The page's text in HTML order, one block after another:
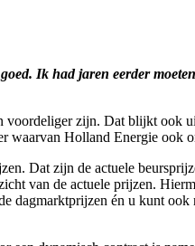
Ik had jaren eerder
voordeliger zijn. Dat blijkt ook
waarvan Holland Energie ook
Dat zijn de actuele
van de actuele prijzen.
dagmarktprijzen én u kunt ook